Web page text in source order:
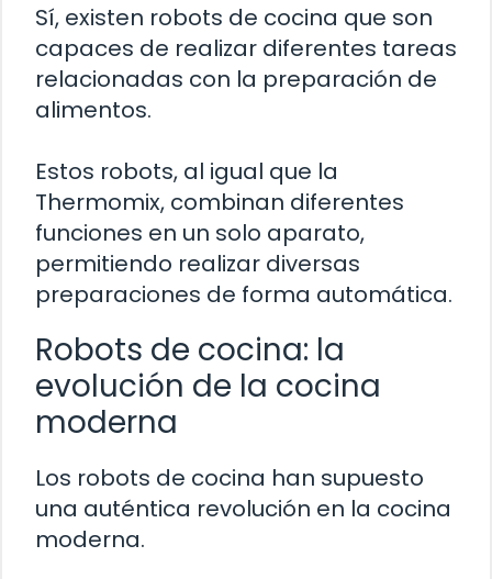
Sí, existen robots de cocina que son
capaces de realizar diferentes tareas
relacionadas con la preparación de
alimentos.
Estos robots, al igual que la
Thermomix, combinan diferentes
funciones en un solo aparato,
permitiendo realizar diversas
preparaciones de forma automática.
Robots de cocina: la
evolución de la cocina
moderna
Los robots de cocina han supuesto
una auténtica revolución en la cocina
moderna.